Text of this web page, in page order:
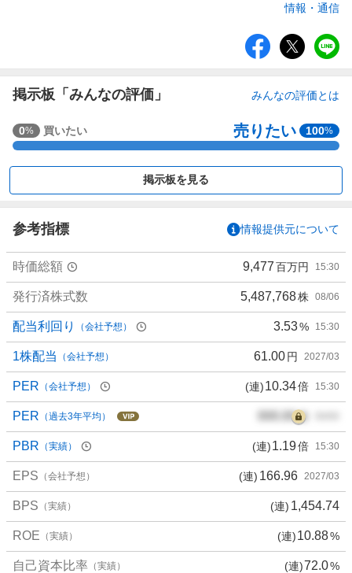
情報・通信
ア
掲示板「みんなの評価」 みんなの評価とは
強
く
買
0
%
、
買
い
た
い
0
%
、
様
見
0
%
、
売
り
い
0% 買いたい 売りたい 100%
掲示板を見る
参考指標 情報提供元について
時価総額 9,477百万円 15:30
発行済株式数 5,487,768株 08/06
配当利回り （会社予想） 3.53% 15:30
1株配当 （会社予想） 61.00円 2027/03
PER （会社予想） (連)10.34倍 15:30
PER （過去3年平均） 000.00倍
PBR （実績） (連)1.19倍 15:30
EPS （会社予想） (連) 166.96 2027/03
BPS （実績） (連) 1,454.74
ROE （実績） (連)10.88%
自己資本比率 （実績） (連)72.0%